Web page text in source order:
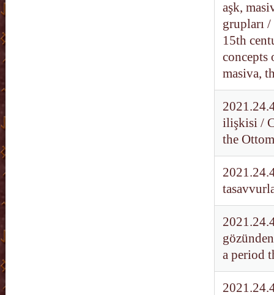
aşk,
grupları
15th
concepts
masiva,
ilişkisi /
the
a period